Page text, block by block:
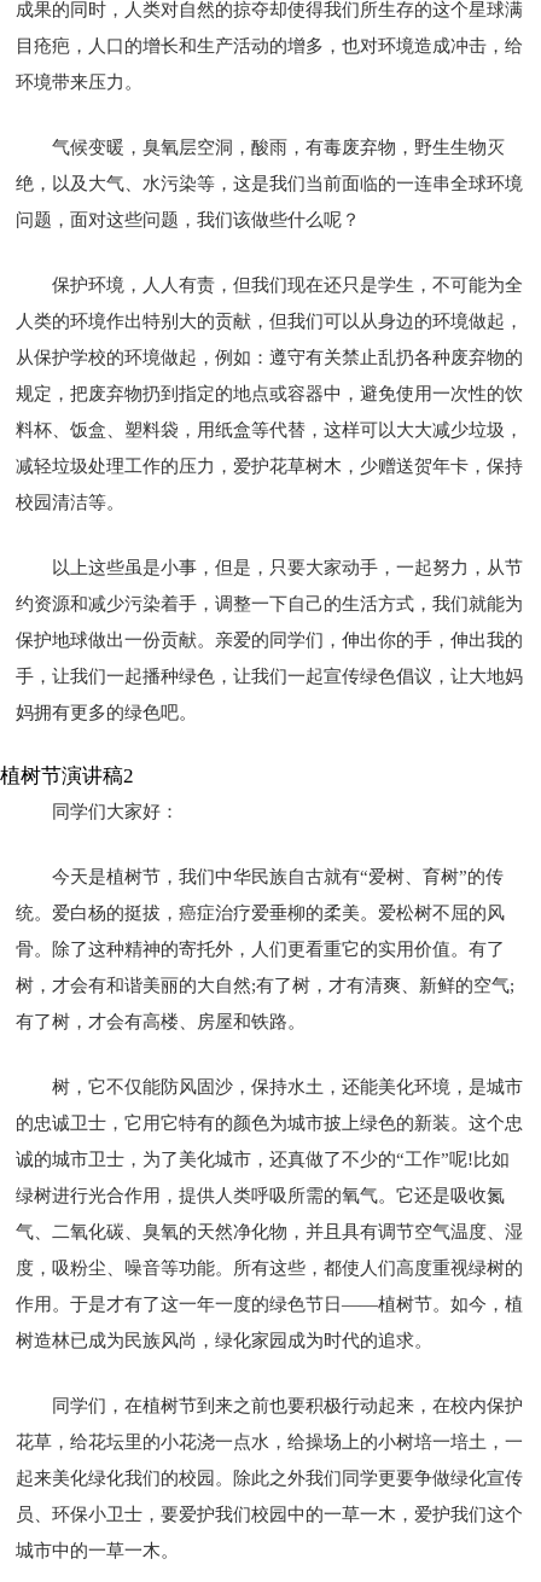
成果的同时，人类对自然的掠夺却使得我们所生存的这个星球满
目疮疤，人口的增长和生产活动的增多，也对环境造成冲击，给
环境带来压力。
气候变暖，臭氧层空洞，酸雨，有毒废弃物，野生生物灭
绝，以及大气、水污染等，这是我们当前面临的一连串全球环境
问题，面对这些问题，我们该做些什么呢？
保护环境，人人有责，但我们现在还只是学生，不可能为全
人类的环境作出特别大的贡献，但我们可以从身边的环境做起，
从保护学校的环境做起，例如：遵守有关禁止乱扔各种废弃物的
规定，把废弃物扔到指定的地点或容器中，避免使用一次性的饮
料杯、饭盒、塑料袋，用纸盒等代替，这样可以大大减少垃圾，
减轻垃圾处理工作的压力，爱护花草树木，少赠送贺年卡，保持
校园清洁等。
以上这些虽是小事，但是，只要大家动手，一起努力，从节
约资源和减少污染着手，调整一下自己的生活方式，我们就能为
保护地球做出一份贡献。亲爱的同学们，伸出你的手，伸出我的
手，让我们一起播种绿色，让我们一起宣传绿色倡议，让大地妈
妈拥有更多的绿色吧。
植树节演讲稿2
同学们大家好：
今天是植树节，我们中华民族自古就有“爱树、育树”的传
统。爱白杨的挺拔，癌症治疗爱垂柳的柔美。爱松树不屈的风
骨。除了这种精神的寄托外，人们更看重它的实用价值。有了
树，才会有和谐美丽的大自然;有了树，才有清爽、新鲜的空气;
有了树，才会有高楼、房屋和铁路。
树，它不仅能防风固沙，保持水土，还能美化环境，是城市
的忠诚卫士，它用它特有的颜色为城市披上绿色的新装。这个忠
诚的城市卫士，为了美化城市，还真做了不少的“工作”呢!比如
绿树进行光合作用，提供人类呼吸所需的氧气。它还是吸收氮
气、二氧化碳、臭氧的天然净化物，并且具有调节空气温度、湿
度，吸粉尘、噪音等功能。所有这些，都使人们高度重视绿树的
作用。于是才有了这一年一度的绿色节日——植树节。如今，植
树造林已成为民族风尚，绿化家园成为时代的追求。
同学们，在植树节到来之前也要积极行动起来，在校内保护
花草，给花坛里的小花浇一点水，给操场上的小树培一培土，一
起来美化绿化我们的校园。除此之外我们同学更要争做绿化宣传
员、环保小卫士，要爱护我们校园中的一草一木，爱护我们这个
城市中的一草一木。